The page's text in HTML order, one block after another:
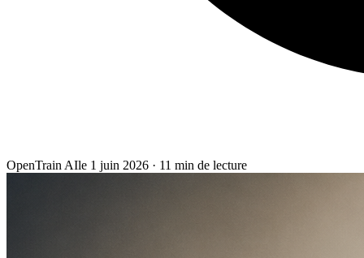
OpenTrain AIle 1 juin 2026 · 11 min de lecture